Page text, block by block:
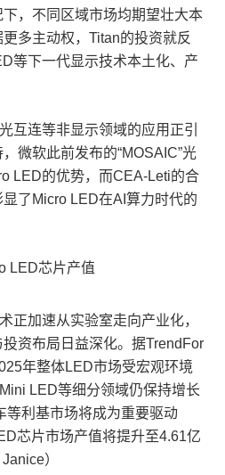
，不同区域市场均期望壮大本
多主动权，Titan的投资就反
等下一代显示技术本土化、产
互连等非显示领域的应用正引
微软此前发布的“MOSAIC”光
LED的优势，而CEA-Leti的合
了Micro LED在AI算力时代的
正加速从实验室走向产业化，
资布局日益深化。据TrendFor
年整体LED市场受宏观环境
LED等细分领域仍保持增长
等利基市场将成为重要驱动
芯片市场产值将提升至4.61亿
）